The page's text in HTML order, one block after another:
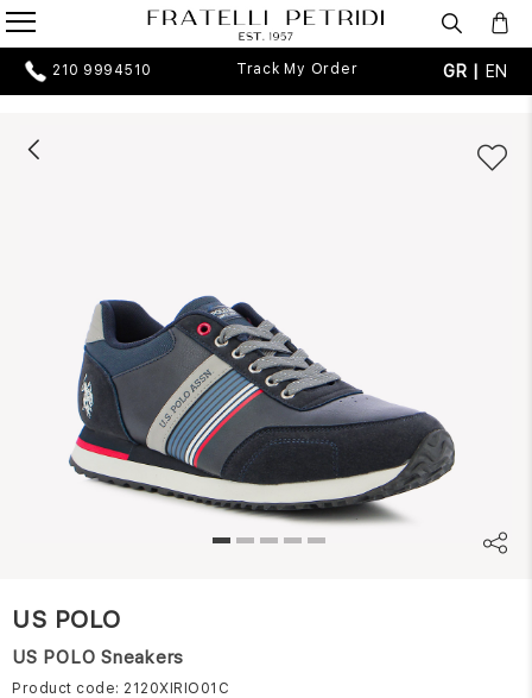
210 9994510 Track My Order GR | EN
US POLO
US POLO Sneakers
Product code: 2120XIRIO01C